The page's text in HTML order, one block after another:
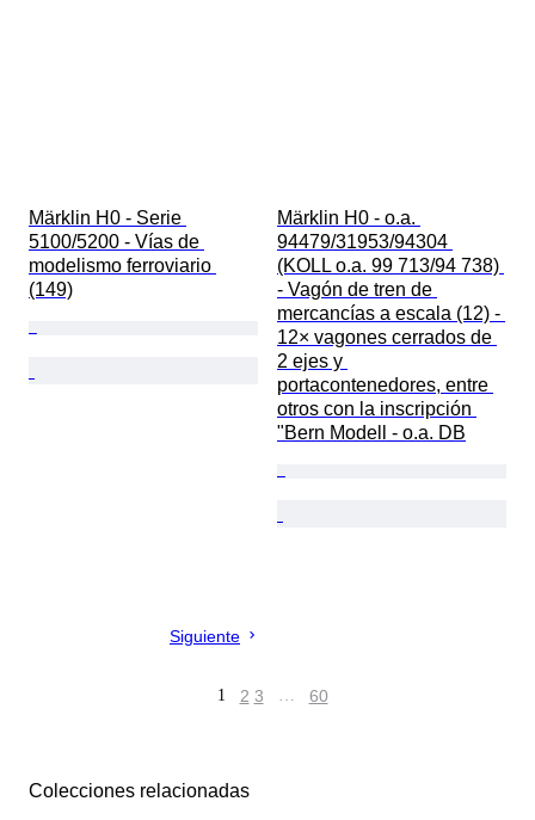
Märklin H0 - Serie
5100/5200 - Vías de
modelismo ferroviario
(149)
Märklin H0 - o.a.
94479/31953/94304
(KOLL o.a. 99 713/94 738)
- Vagón de tren de
mercancías a escala (12) -
12× vagones cerrados de
2 ejes y
portacontenedores, entre
otros con la inscripción
"Bern Modell - o.a. DB
Siguiente
1 2 3 … 60
Colecciones relacionadas